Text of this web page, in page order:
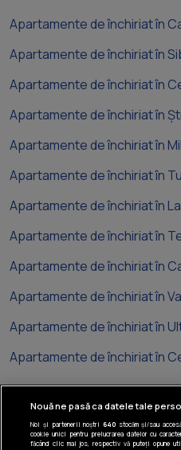
Apartamente de închiriat în
Apartamente de închiriat în
Apartamente de închiriat în
Apartamente de închiriat în
Apartamente de închiriat în
Apartamente de închiriat în
Apartamente de închiriat în
Apartamente de închiriat în
Apartamente de închiriat în
Apartamente de închiriat în
Apartamente de închiriat în
Apartamente de închiriat în
Tel: +40 374 40 44 99
Nouă ne pasă ca datele tale
Noi și partenerii noștri 640stocăm și/sau
cookie unici pentru prelucrarea datelor cu
făcând clic mai jos, respectiv vă puteți opune